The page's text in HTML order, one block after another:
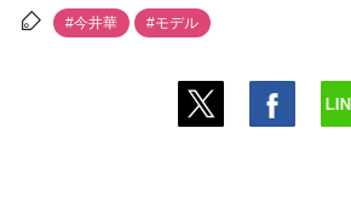
#今井華 #モデル